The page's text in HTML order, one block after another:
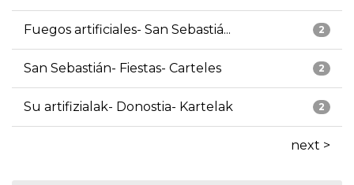
2
Fuegos artificiales- San Sebastiá...
2
San Sebastián- Fiestas- Carteles
2
Su artifizialak- Donostia- Kartelak
next >